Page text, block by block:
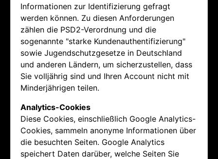
Informationen zur Identifizierung gefragt
werden können. Zu diesen Anforderungen
zählen die PSD2-Verordnung und die
sogenannte "starke Kundenauthentifizierung"
sowie Jugendschutzgesetze in Deutschland
und anderen Ländern, um sicherzustellen, dass
Sie volljährig sind und Ihren Account nicht mit
Minderjährigen teilen.
Analytics-Cookies
Diese Cookies, einschließlich Google Analytics-
Cookies, sammeln anonyme Informationen über
die besuchten Seiten. Google Analytics
speichert Daten darüber, welche Seiten Sie